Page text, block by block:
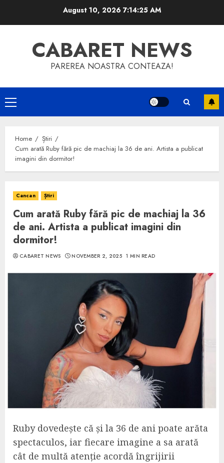
August 10, 2026 7:14:26 AM
CABARET NEWS
PAREREA NOASTRA CONTEAZA!
Primary
Menu
Home
Știri
Cum arată Ruby fără pic de machiaj la 36 de ani. Artista a publicat
imagini din dormitor!
Cancan Știri
Cum arată Ruby fără pic de machiaj la 36
de ani. Artista a publicat imagini din
dormitor!
CABARET NEWS NOVEMBER 2, 2025 1 MIN READ
Ruby dovedește că și la 36 de ani poate arăta
spectaculos, iar fiecare imagine a sa arată
cât de multă atenție acordă îngrijirii